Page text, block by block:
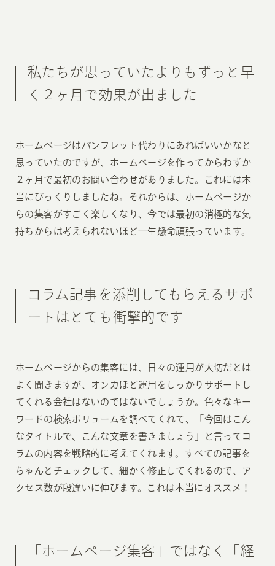
私たちが思っていたよりもずっと早
く２ヶ月で効果が出ました
ホームページはパンフレット代わりにあればいいかなと
思っていたのですが、ホームページを作ってからわずか
２ヶ月で最初のお問い合わせがありました。これには本
当にびっくりしましたね。それからは、ホームページか
らの集客がすごく楽しくなり、今では最初の消極的な気
持ちからは考えられないほど一生懸命頑張っています。
コラム記事を添削してもらえるサポ
ートはとても衝撃的です
ホームページからの集客には、日々の運用が大切だとは
よく聞きますが、オンカほど運用をしっかりサポートし
てくれる会社はないのではないでしょうか。色々なキー
ワードの検索ボリュームを調べてくれて、「今回はこん
なタイトルで、こんな文章を書きましょう」と言ってコ
ラムの内容を戦略的に考えてくれます。すべての記事を
ちゃんとチェックして、細かく修正してくれるので、ア
クセス数が段違いに伸びます。これは本当にオススメ！
「ホームページ集客」ではなく「経